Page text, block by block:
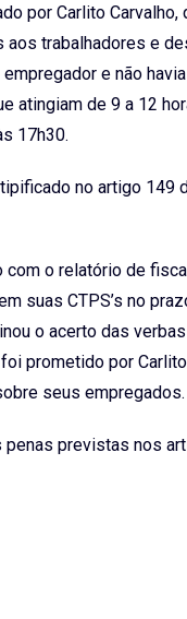
por Carlito
trabalhadores e
e não
atingiam de 9 a 12
17h30.
no artigo 149
com o relatório de
suas CTPS’s no
o acerto das
prometido por
seus empregados.
previstas nos